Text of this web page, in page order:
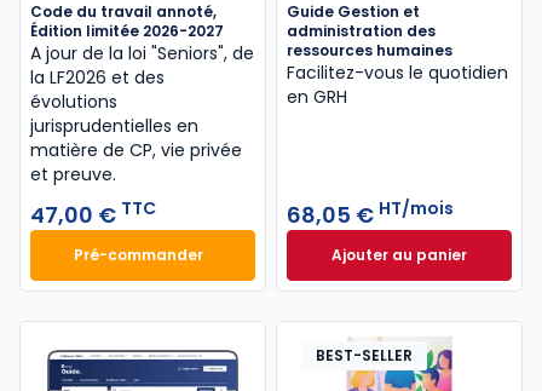
Code du travail annoté,
Édition limitée 2026-2027
A jour de la loi "Seniors", de
la LF2026 et des
évolutions
jurisprudentielles en
matière de CP, vie privée
et preuve.
47,00 € TTC
Pré-commanderCode du travail annoté, Édition limitée 2026-2027 à
Guide Gestion et
administration des
ressources humaines
Facilitez-vous le quotidien
en GRH
68,05 € HT/mois
Ajouter au panierGuide Gestion et
BEST-SELLER